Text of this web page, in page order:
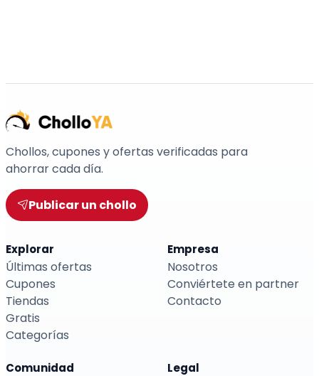
Chollos, cupones y ofertas verificadas para
ahorrar cada día.
Publicar un chollo
Explorar
Últimas ofertas
Cupones
Tiendas
Gratis
Categorías
Empresa
Nosotros
Conviértete en partner
Contacto
Comunidad Legal